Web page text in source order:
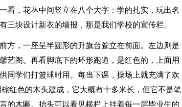
看，花丛中间竖立在八个大字：学的扎实，玩出名
块设计新衣的墙报，那是我们学校的宣传栏。
方，一座呈半圆形的升旗台耸立在前面。左边则是
艺阁。再看脚底下的环形跑道，是红色的，上面用
同学们打篮球时用。每当下课，操场上就充满了欢
红色的木头建成，它大概有十多米长，但它不是笔
的木匾。抬头可以看见横栏上挂着每一届毕业生的